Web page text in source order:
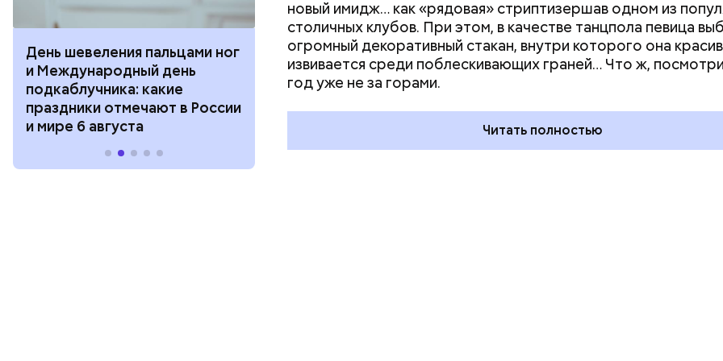
День шевеления пальцами ног
и Международный день
подкаблучника: какие
праздники отмечают в России
и мире 6 августа
День разглядывания
горизонта и День пьяного
курсанта: какие праздники
отмечают в России и мире 5
День качания на качелях и
День шампанского: какие
и мире 4 августа
новый имидж… как «рядовая» стриптизершав одном из
столичных клубов. При этом, в качестве танцпола певица
огромный декоративный стакан, внутри которого она
извивается среди поблескивающих граней… Что ж,
год уже не за горами.
Читать полностью